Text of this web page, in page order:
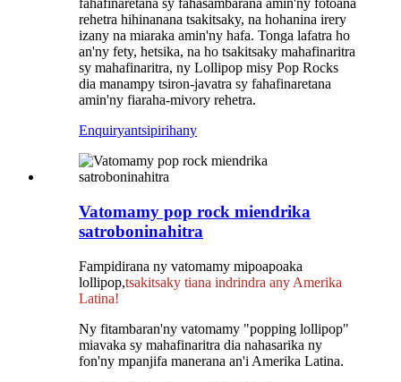
fahafinaretana sy fahasambarana amin'ny fotoana
rehetra hihinanana tsakitsaky, na hohanina irery
izany na miaraka amin'ny hafa. Tonga lafatra ho
an'ny fety, hetsika, na ho tsakitsaky mahafinaritra
sy mahafinaritra, ny Lollipop misy Pop Rocks
dia manampy tsiron-javatra sy fahafinaretana
amin'ny fiaraha-mivory rehetra.
Enquiryantsipirihany
Vatomamy pop rock miendrika
satroboninahitra
Fampidirana ny vatomamy mipoapoaka
lollipop,tsakitsaky tiana indrindra any Amerika
Latina!
Ny fitambaran'ny vatomamy "popping lollipop"
miavaka sy mahafinaritra dia nahasarika ny
fon'ny mpanjifa manerana an'i Amerika Latina.